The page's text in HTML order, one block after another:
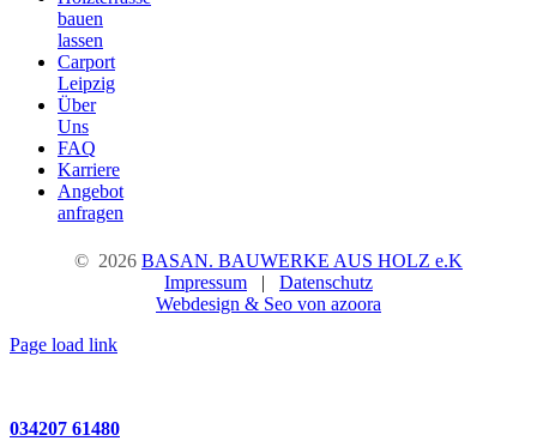
bauen
lassen
Carport
Leipzig
Über
Uns
FAQ
Karriere
Angebot
anfragen
© 2026 BASAN. BAUWERKE AUS HOLZ e.K
Impressum | Datenschutz
Webdesign & Seo von azoora
Page load link
034207 61480